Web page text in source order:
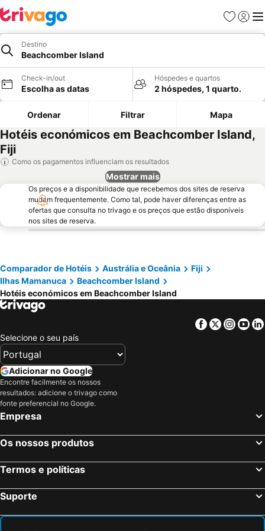
Favoritos
Iniciar
Destino
Beachcomber Island
Check-in/out
Escolha as datas
Hóspedes e quartos
2 hóspedes, 1 quarto.
Ordenar Filtrar Mapa
Hotéis económicos em Beachcomber Island,
Fiji
Como os pagamentos influenciam os resultados
Mostrar mais
Os preços e a disponibilidade que recebemos dos sites de reserva
mudam frequentemente. Como tal, pode haver diferenças entre as
ofertas que consulta no trivago e os preços que estão disponíveis
nos sites de reserva.
Comparador de Hotéis Austrália e Oceânia
Fiji
Ilhas Mamanuca
Beachcomber Island
Hotéis económicos em Beachcomber Island
Facebook
Twitter
Selecione o seu país
Adicionar no Google
Encontre facilmente os nossos
resultados: adicione o trivago como
fonte preferencial no Google.
Empresa
Os nossos produtos
Termos e políticas
Suporte